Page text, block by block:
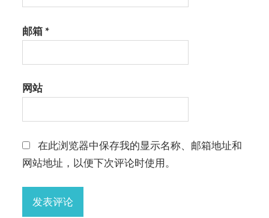
邮箱*
网站
在此浏览器中保存我的显示名称、邮箱地址和
网站地址，以便下次评论时使用。